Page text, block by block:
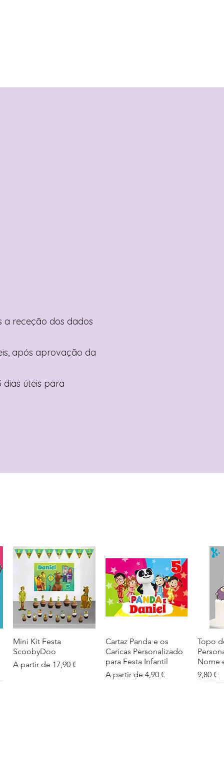
a receção dos dados
após aprovação da
dias úteis para
Visualização rápida
Mini Kit Festa
ScoobyDoo
A partir de 17,90 €
Preço promocional
Visualização rápida
Cartaz Panda e os
Caricas Personalizado
para Festa Infantil
A partir de 4,90 €
Preço promocional
Topo
Nome
Preço
9,80 €